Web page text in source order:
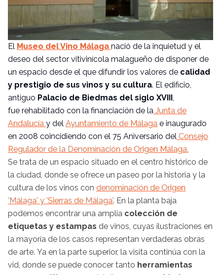
El Museo del Vino Málaga nació de la inquietud y el
deseo del sector vitivinícola malagueño de disponer de
un espacio desde el que difundir los valores de calidad
y prestigio de sus vinos y su cultura. El edificio,
antiguo Palacio de Biedmas del siglo XVIII,
fue rehabilitado con la financiación de la Junta de
Andalucía y del Ayuntamiento de Málaga e inaugurado
en 2008 coincidiendo con el 75 Aniversario del Consejo
Regulador de la Denominación de Origen Málaga.
Se trata de un espacio situado en el centro histórico de
la ciudad, donde se ofrece un paseo por la historia y la
cultura de los vinos con denominación de Origen
'Málaga' y 'Sierras de Málaga'. En la planta baja
podemos encontrar una amplia colección de
etiquetas y estampas de vinos, cuyas ilustraciones en
la mayoría de los casos representan verdaderas obras
de arte. Ya en la parte superior, la visita continúa con la
vid, donde se puede conocer tanto herramientas